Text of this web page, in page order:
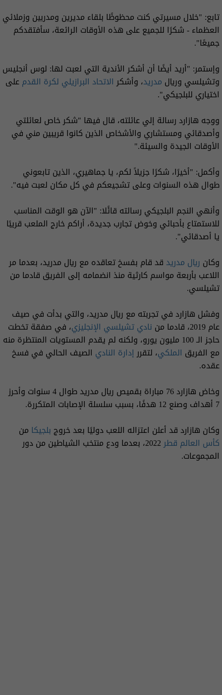
تابع: "خلال مسيرتي كنت محظوظًا بلقاء مديرين ومدربين وزملائي
العظماء - شكرًا للجميع على هذه الأوقات الرائعة، سأفتقدكم
جميعًا".
وإستمر: "أريد أيضًا أن أشكر الأندية التي لعبت لها: لوس أنجليس
وتشيلسي وريال مدريد، وأشكر الاتحاد البرازيلي لكرة القدمعلى
اختياري للبلجيكي".
ووجه هازارد رسالة إلي عائلته، قال فيها "شكر خاص لعائلتي
وأصدقائي ومستشاري والأشخاص الذين كانوا قريبين مني في
الأوقات الجيدة والسيئة."
وأكمل: "أخيرًا، شكرًا جزيلاً لكم، يا جماهيري، الذين تابعوني
طوال هذه السنوات وعلى تشجيعكم في كل مكان لعبت فيه".
وأنهي النجم البلجيكي رسالته قائًلا: "الآن هو الوقت المناسب
للاستمتاع بأحبائي وخوض تجارب جديدة، أراكم خارج الملعب قريبًا
يا أصدقائي".
وكان ريال مدريدقد قام بفسخ تعاقده مع ريال مدريد، بعدما مر
اللاعب بأربعة مواسم كارثية منذ انضمامه إلى الفريق قادما من
تشيلسي.
وفشل هازارد في تجربته مع ريال مدريد، والتي بدأت في صيف
عام 2019، قادما من
نادي تشيلسي الإنجليزي، في صفقة تخطت
حاجز الـ 100 مليون يورو، ولكنه لم يقدم المستويات المنتظرة منه
مع الفريق الملكي، لتقررإدارة النادي الصيف الحالي في فسخ
عقده.
وخاض هازارد 76 مباراة بقميص ريال مدريد طوال 4 سنوات وأحرز
7 أهداف وصنع 12 هدفًا، بسبب سلسلة الإصابات المتكررة.
وكان هازارد قد أعلن اعتزاله اللعب دوليًا بعد خروج بلجيكا من
كأس العالم قطر
2022، بعدما ودع منتخب الشياطين من دور
المجموعات.